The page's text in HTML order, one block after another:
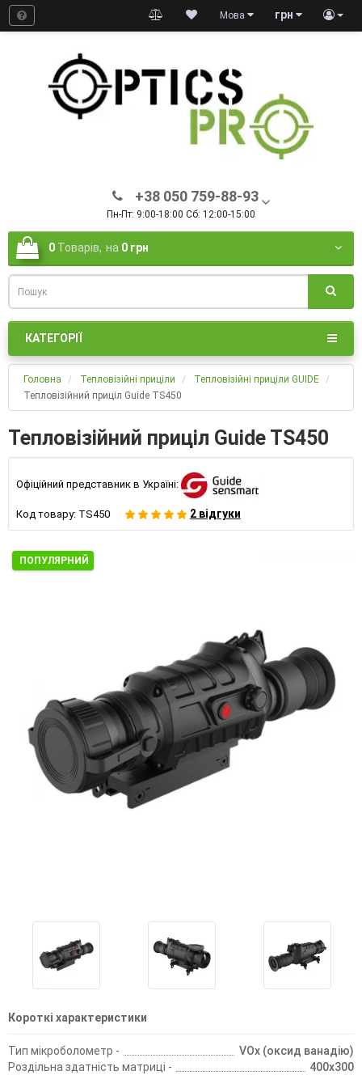
грн
Мова
+38 050 759-88-93
Пн-Пт: 9:00-18:00 Сб: 12:00-15:00
0 Товарів, на 0 грн
КАТЕГОРІЇ
Головна Тепловізійні приціли
Тепловізійні приціли GUIDE
Тепловізійний приціл Guide TS450
Тепловізійний приціл Guide TS450
Офіційний представник в Україні:
Код товару: TS450 2 відгуки
ПОПУЛЯРНИЙ
Короткі характеристики
Тип мікроболометр -
VOx (оксид ванадію)
Роздільна здатність матриці -
400x300